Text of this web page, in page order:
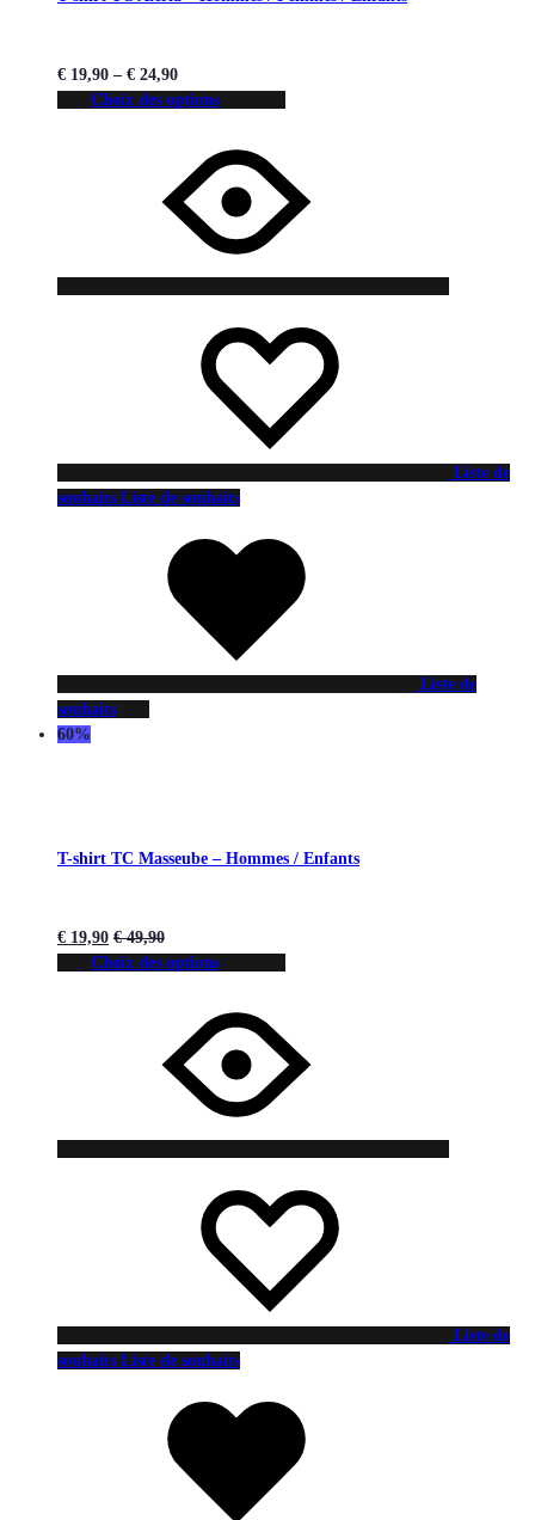
€ 19,90 – € 24,90
Choix des options
Liste de
souhaits Liste de souhaits
Liste de
souhaits
60%
T-shirt TC Masseube – Hommes / Enfants
€ 19,90 €49,90
Choix des options
Liste de
souhaits Liste de souhaits